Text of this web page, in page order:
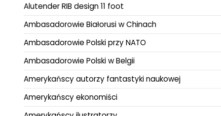
Alutender RIB design 11 foot
Ambasadorowie Białorusi w Chinach
Ambasadorowie Polski przy NATO
Ambasadorowie Polski w Belgii
Amerykańscy autorzy fantastyki naukowej
Amerykańscy ekonomiści